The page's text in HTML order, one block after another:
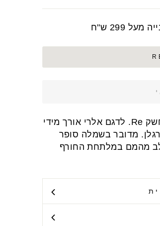
299 ש"ח
Re. לדגם אלרי אורך מידי
מדובר בשמלה סופר
מהמם במלתחת החורף